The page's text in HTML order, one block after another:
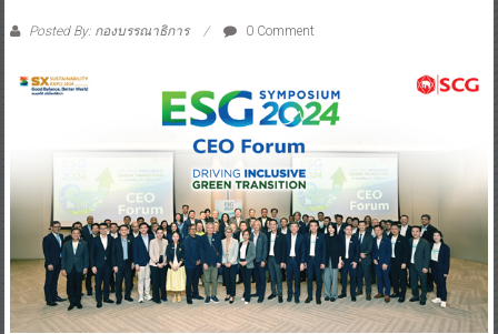
Posted By: กองบรรณาธิการ 0 Comment